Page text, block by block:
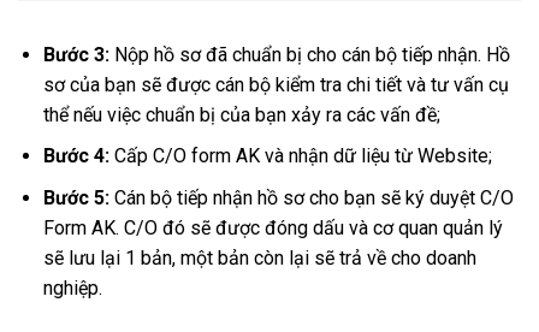
Bước 3:Nộp hồ sơ đã chuẩn bị cho cán bộ tiếp nhận. Hồ
sơ của bạn sẽ được cán bộ kiểm tra chi tiết và tư vấn cụ
thể nếu việc chuẩn bị của bạn xảy ra các vấn đề;
Bước 4:Cấp C/O form AK và nhận dữ liệu từ Website;
Bước 5:Cán bộ tiếp nhận hồ sơ cho bạn sẽ ký duyệt C/O
Form AK. C/O đó sẽ được đóng dấu và cơ quan quản lý
sẽ lưu lại 1 bản, một bản còn lại sẽ trả về cho doanh
nghiệp.